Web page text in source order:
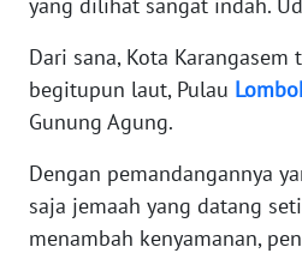
Dari sana, Kota
begitupun laut, Pulau
Gunung Agung.
Dengan pemandangannya
saja jemaah yang datang
menambah kenyamanan,
WN
WN
SERAMBI
WN
JAMBI